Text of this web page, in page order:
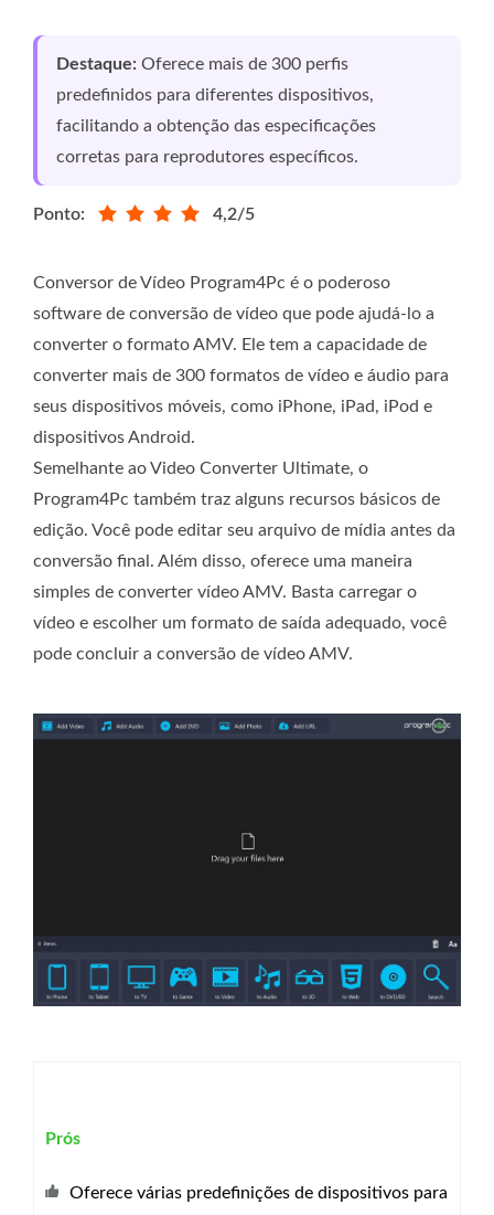
Destaque: Oferece mais de 300 perfis
predefinidos para diferentes dispositivos,
facilitando a obtenção das especificações
corretas para reprodutores específicos.
Ponto: 4,2/5
Conversor de Vídeo Program4Pc é o poderoso
software de conversão de vídeo que pode ajudá-lo a
converter o formato AMV. Ele tem a capacidade de
converter mais de 300 formatos de vídeo e áudio para
seus dispositivos móveis, como iPhone, iPad, iPod e
dispositivos Android.
Semelhante ao Video Converter Ultimate, o
Program4Pc também traz alguns recursos básicos de
edição. Você pode editar seu arquivo de mídia antes da
conversão final. Além disso, oferece uma maneira
simples de converter vídeo AMV. Basta carregar o
vídeo e escolher um formato de saída adequado, você
pode concluir a conversão de vídeo AMV.
Prós
Oferece várias predefinições de dispositivos para